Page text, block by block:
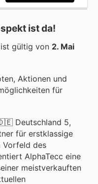
ist da!
gültig von 2. Mai
Aktionen und
für
Deutschland 5,
für erstklassige
Vorfeld des
AlphaTecc eine
meistverkauften